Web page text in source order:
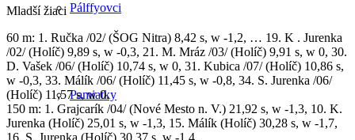
Pálffyovci
Pamiatky
Mladší žiaci
60 m: 1. Ručka /02/ (ŠOG Nitra) 8,42 s, w -1,2, … 19. K . Jurenka
/02/ (Holíč) 9,89 s, w -0,3, 21. M. Mráz /03/ (Holíč) 9,91 s, w 0, 30.
D. Vašek /06/ (Holíč) 10,74 s, w 0, 31. Kubica /07/ (Holíč) 10,86 s,
w -0,3, 33. Málík /06/ (Holíč) 11,45 s, w -0,8, 34. S. Jurenka /06/
(Holíč) 11,57 s, w 0.
150 m: 1. Grajcarík /04/ (Nové Mesto n. V.) 21,92 s, w -1,3, 10. K.
Jurenka (Holíč) 25,01 s, w -1,3, 15. Málík (Holíč) 30,28 s, w -1,7,